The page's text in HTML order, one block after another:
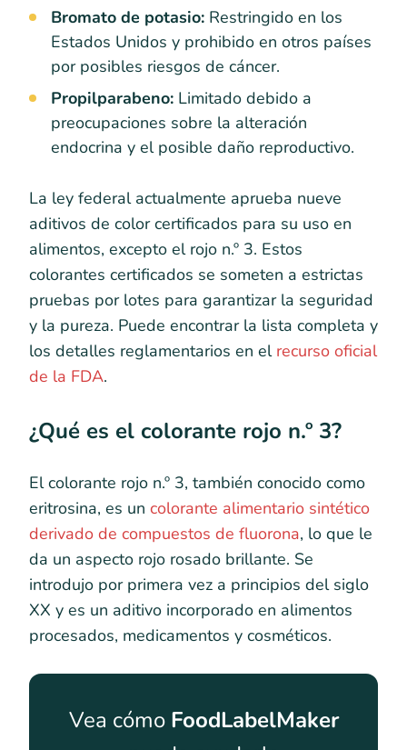
Bromato de potasio: Restringido en los
Estados Unidos y prohibido en otros países
por posibles riesgos de cáncer.
Propilparabeno: Limitado debido a
preocupaciones sobre la alteración
endocrina y el posible daño reproductivo.
La ley federal actualmente aprueba nueve
aditivos de color certificados para su uso en
alimentos, excepto el rojo n.º 3. Estos
colorantes certificados se someten a estrictas
pruebas por lotes para garantizar la seguridad
y la pureza. Puede encontrar la lista completa y
los detalles reglamentarios en el recurso oficial
de la FDA.
¿Qué es el colorante rojo n.º 3?
El colorante rojo n.º 3, también conocido como
eritrosina, es un colorante alimentario sintético
derivado de compuestos de fluorona, lo que le
da un aspecto rojo rosado brillante. Se
introdujo por primera vez a principios del siglo
XX y es un aditivo incorporado en alimentos
procesados, medicamentos y cosméticos.
Vea cómo FoodLabelMaker